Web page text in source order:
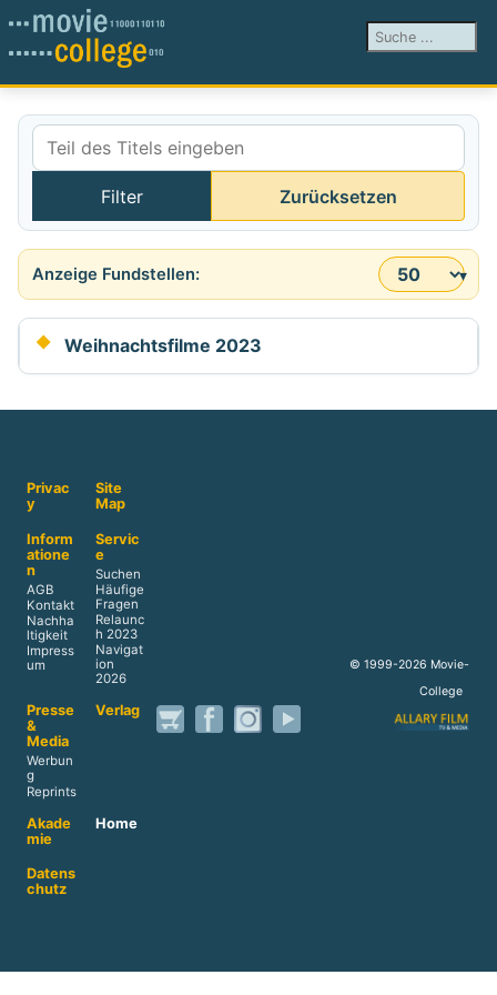
Suchen ...
Teil des Titels eingeben
Filter Zurücksetzen
Anzeige #
Weihnachtsfilme 2023
Privac
y
Site
Map
Inform
atione
n
AGB
Kontakt
Nachha
ltigkeit
Impress
um
Servic
e
Suchen
Häufige
Fragen
Relaunc
h 2023
Navigat
ion
2026
Presse
&
Media
Werbun
g
Reprints
Verlag
Akade
mie
Home
Datens
chutz
© 1999-2026 Movie-
College